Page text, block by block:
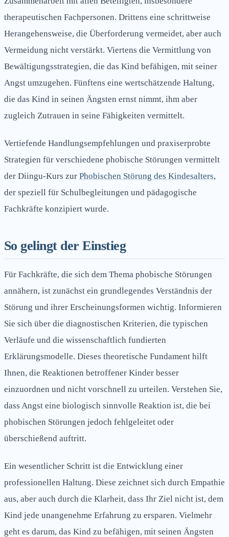
therapeutischen Fachpersonen. Drittens eine schrittweise
Herangehensweise, die Überforderung vermeidet, aber auch
Vermeidung nicht verstärkt. Viertens die Vermittlung von
Bewältigungsstrategien, die das Kind befähigen, mit seiner
Angst umzugehen. Fünftens eine wertschätzende Haltung,
die das Kind in seinen Ängsten ernst nimmt, ihm aber
zugleich Zutrauen in seine Fähigkeiten vermittelt.
Vertiefende Handlungsempfehlungen und praxiserprobte
Strategien für verschiedene phobische Störungen vermittelt
der Diingu-Kurs zur Phobischen Störung des Kindesalters,
der speziell für Schulbegleitungen und pädagogische
Fachkräfte konzipiert wurde.
So gelingt der Einstieg
Für Fachkräfte, die sich dem Thema phobische Störungen
annähern, ist zunächst ein grundlegendes Verständnis der
Störung und ihrer Erscheinungsformen wichtig. Informieren
Sie sich über die diagnostischen Kriterien, die typischen
Verläufe und die wissenschaftlich fundierten
Erklärungsmodelle. Dieses theoretische Fundament hilft
Ihnen, die Reaktionen betroffener Kinder besser
einzuordnen und nicht vorschnell zu urteilen. Verstehen Sie,
dass Angst eine biologisch sinnvolle Reaktion ist, die bei
phobischen Störungen jedoch fehlgeleitet oder
überschießend auftritt.
Ein wesentlicher Schritt ist die Entwicklung einer
professionellen Haltung. Diese zeichnet sich durch Empathie
aus, aber auch durch die Klarheit, dass Ihr Ziel nicht ist, dem
Kind jede unangenehme Erfahrung zu ersparen. Vielmehr
geht es darum, das Kind zu befähigen, mit seinen Ängsten